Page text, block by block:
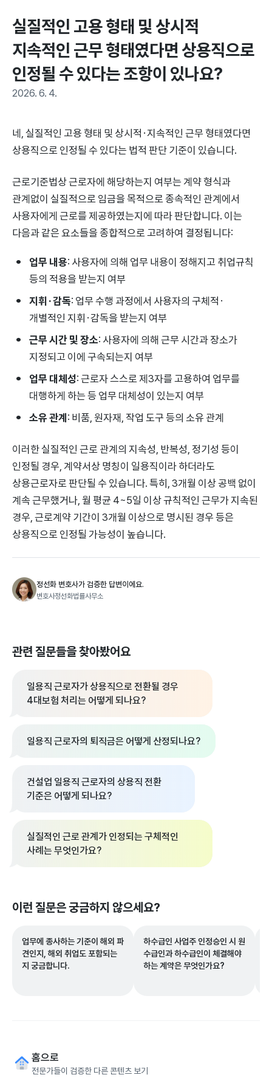
실질적인 고용 형태 및 상시적
지속적인 근무 형태였다면 상용직으로
인정될 수 있다는 조항이 있나요?
2026. 6. 4.
네, 실질적인 고용 형태 및 상시적·지속적인 근무 형태였다면
상용직으로 인정될 수 있다는 법적 판단 기준이 있습니다.
근로기준법상 근로자에 해당하는지 여부는 계약 형식과
관계없이 실질적으로 임금을 목적으로 종속적인 관계에서
사용자에게 근로를 제공하였는지에 따라 판단합니다. 이는
다음과 같은 요소들을 종합적으로 고려하여 결정됩니다:
업무 내용: 사용자에 의해 업무 내용이 정해지고 취업규칙
등의 적용을 받는지 여부
지휘·감독: 업무 수행 과정에서 사용자의 구체적·
개별적인 지휘·감독을 받는지 여부
근무 시간 및 장소: 사용자에 의해 근무 시간과 장소가
지정되고 이에 구속되는지 여부
업무 대체성: 근로자 스스로 제3자를 고용하여 업무를
대행하게 하는 등 업무 대체성이 있는지 여부
소유 관계: 비품, 원자재, 작업 도구 등의 소유 관계
이러한 실질적인 근로 관계의 지속성, 반복성, 정기성 등이
인정될 경우, 계약서상 명칭이 일용직이라 하더라도
상용근로자로 판단될 수 있습니다. 특히, 3개월 이상 공백 없이
계속 근무했거나, 월 평균 4~5일 이상 규칙적인 근무가 지속된
경우, 근로계약 기간이 3개월 이상으로 명시된 경우 등은
상용직으로 인정될 가능성이 높습니다.
정선화 변호사가 검증한 답변이에요.
변호사정선화법률사무소
관련 질문들을 찾아봤어요
일용직 근로자가 상용직으로 전환될 경우
4대보험 처리는 어떻게 되나요?
일용직 근로자의 퇴직금은 어떻게 산정되나요?
건설업 일용직 근로자의 상용직 전환
기준은 어떻게 되나요?
실질적인 근로 관계가 인정되는 구체적인
사례는 무엇인가요?
이런 질문은 궁금하지 않으세요?
업무에 종사하는 기준이 해외 파
견인지, 해외 취업도 포함되는
지 궁금합니다.
하수급인 사업주 인정승인 시 원
수급인과 하수급인이 체결해야
하는 계약은 무엇인가요?
홈으로
전문가들이 검증한 다른 콘텐츠 보기